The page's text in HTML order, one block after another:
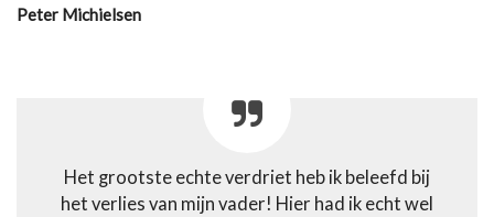
Peter Michielsen
Het grootste echte verdriet heb ik beleefd bij
het verlies van mijn vader! Hier had ik echt wel